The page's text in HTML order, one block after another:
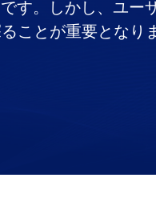
す。しかし、ユー
ことが重要となり